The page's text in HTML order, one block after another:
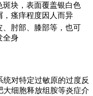
斑块，表面覆盖银白色
，瘙痒程度因人而异
、肘部、膝部等，也可
全身
对特定过敏原的过度反
大细胞释放组胺等炎症介